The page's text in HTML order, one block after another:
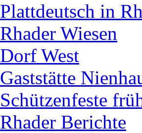
Plattdeutsch in
Rhader Wiesen
Dorf West
Gaststätte
Schützenfeste
Rhader Berichte